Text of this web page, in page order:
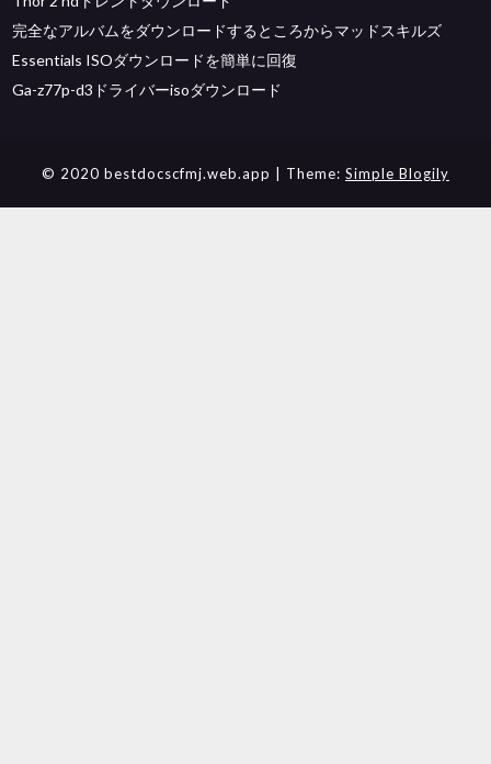
完全なアルバムをダウンロードするところからマッドスキルズ
Essentials ISOダウンロードを簡単に回復
Ga-z77p-d3ドライバーisoダウンロード
© 2020 bestdocscfmj.web.app | Theme: Simple Blogily